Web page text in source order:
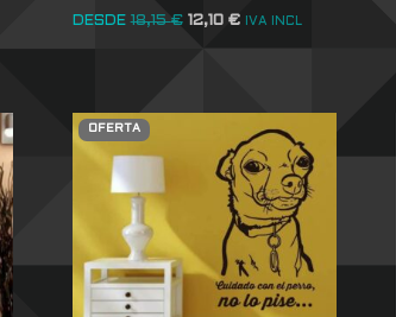
DESDE 18,15€ 12,10 € IVA INCL
OFERTA